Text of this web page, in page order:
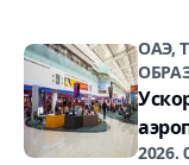
ОАЭ,
2026.